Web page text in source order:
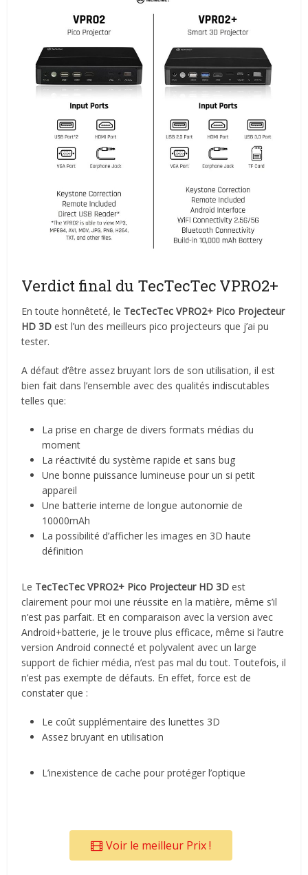
Verdict final du TecTecTec VPRO2+
En toute honnêteté, le TecTecTec VPRO2+ Pico Projecteur
HD 3Dest l’un des meilleurs pico projecteurs que j’ai pu
tester.
A défaut d’être assez bruyant lors de son utilisation, il est
bien fait dans l’ensemble avec des qualités indiscutables
telles que:
La prise en charge de divers formats médias du
moment
La réactivité du système rapide et sans bug
Une bonne puissance lumineuse pour un si petit
appareil
Une batterie interne de longue autonomie de
10000mAh
La possibilité d’afficher les images en 3D haute
définition
Le TecTecTec VPRO2+ Pico Projecteur HD 3Dest
clairement pour moi une réussite en la matière, même s’il
n’est pas parfait. Et en comparaison avec la version avec
Android+batterie, je le trouve plus efficace, même si l’autre
version Android connecté et polyvalent avec un large
support de fichier média, n’est pas mal du tout. Toutefois, il
n’est pas exempte de défauts. En effet, force est de
constater que :
Le coût supplémentaire des lunettes 3D
Assez bruyant en utilisation
L’inexistence de cache pour protéger l’optique
Voir le meilleur Prix !